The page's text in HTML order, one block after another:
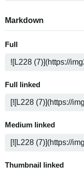
Markdown
Full
Full linked
Medium linked
Thumbnail linked